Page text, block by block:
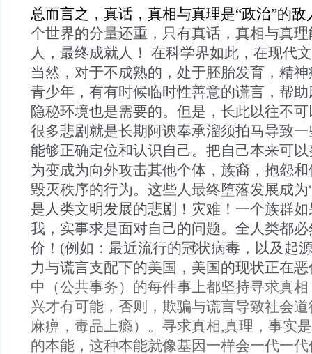
总而言之，真话，真相与真理是“政治”的敌
个世界的分量还重，只有真话，真相与真
人，最终成就人！
在科学界如此，在现代
当然，对于不成熟的，处于胚胎发育，精
青少年，有有时候临时性善意的谎言，帮
隐秘环境也是需要的。但是，长此以往不
很多悲剧就是长期阿谀奉承溜须拍马导致一
能够正确定位和认识自己。把自己本来可
为变成为向外攻击其他个体，族裔，抱怨
毁灭秩序的行为。这些人最终堕落发展成为
是人类文明发展的悲剧！灾难！ 一个族群
我，实事求是面对自己的问题。全人类都
价！ (例如：最近流行的冠状病毒，以及起
力与谎言支配下的美国，美国的现状正在恶
中（公共事务）的每件事上都坚持寻求真
兴才有可能，否则，欺骗与谎言导致社会
麻痹，毒品上瘾）。寻求真相,真理，事实
的本能，这种本能就像基因一样会一代一